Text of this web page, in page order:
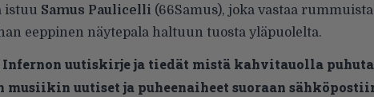
istuu Samus Paulicelli (66Samus), joka vastaa rummuista
eeppinen näytepala haltuun tuosta yläpuolelta.
uutiskirje ja tiedät mistä kahvitauolla
musiikin uutiset ja puheenaiheet suoraan